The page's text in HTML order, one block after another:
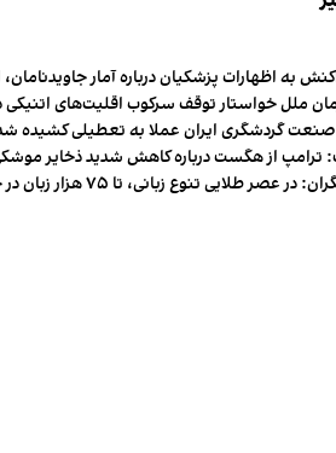
به اظهارات پزشکیان درباره آمار جاویدنامان،
ملل خواستار توقف سرکوب اقلیت‌های اتنیکی
صنعت گردشگری ایران عملا به تعطیلی کشیده
از هگست درباره کاهش شدید ذخایر
تنوع زبانی، تا ۷۵ هزار زبان در جهان وجود داشت